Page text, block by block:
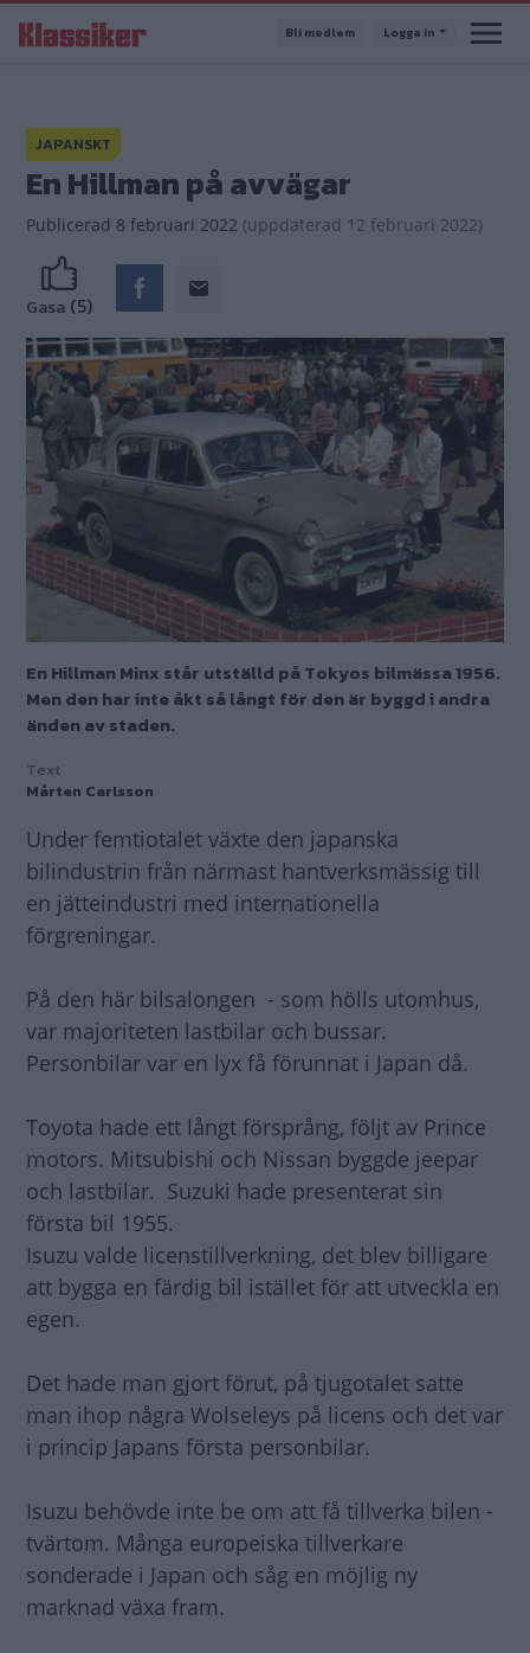
till
Bli medlem Logga in
JAPANSKT
En Hillman på avvägar
Publicerad 8 februari 2022 (uppdaterad 12 februari 2022)
Gasa (5)
En Hillman Minx står utställd på Tokyos bilmässa 1956.
Men den har inte åkt så långt för den är byggd i andra
änden av staden.
Text
Mårten Carlsson
Under femtiotalet växte den japanska
bilindustrin från närmast hantverksmässig till
en jätteindustri med internationella
förgreningar.
På den här bilsalongen - som hölls utomhus,
var majoriteten lastbilar och bussar.
Personbilar var en lyx få förunnat i Japan då.
Toyota hade ett långt försprång, följt av Prince
motors. Mitsubishi och Nissan byggde jeepar
och lastbilar. Suzuki hade presenterat sin
första bil 1955.
Isuzu valde licenstillverkning, det blev billigare
att bygga en färdig bil istället för att utveckla en
egen.
Det hade man gjort förut, på tjugotalet satte
man ihop några Wolseleys på licens och det var
i princip Japans första personbilar.
Isuzu behövde inte be om att få tillverka bilen -
tvärtom. Många europeiska tillverkare
sonderade i Japan och såg en möjlig ny
marknad växa fram.